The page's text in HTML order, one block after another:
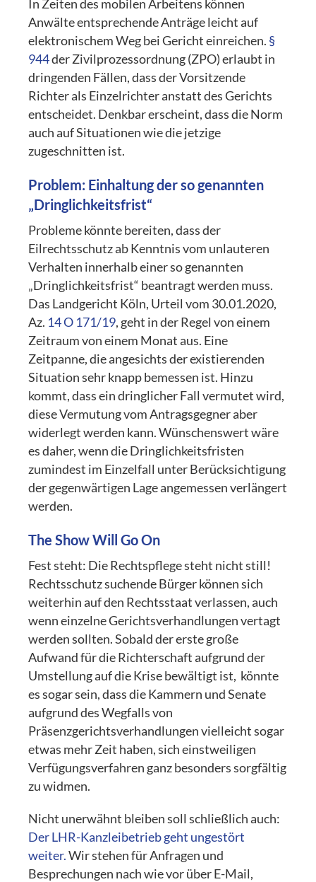
In Zeiten des mobilen Arbeitens können
Anwälte entsprechende Anträge leicht auf
elektronischem Weg bei Gericht einreichen. §
944der Zivilprozessordnung (ZPO) erlaubt in
dringenden Fällen, dass der Vorsitzende
Richter als Einzelrichter anstatt des Gerichts
entscheidet. Denkbar erscheint, dass die Norm
auch auf Situationen wie die jetzige
zugeschnitten ist.
Problem: Einhaltung der so genannten
„Dringlichkeitsfrist“
Probleme könnte bereiten, dass der
Eilrechtsschutz ab Kenntnis vom unlauteren
Verhalten innerhalb einer so genannten
„Dringlichkeitsfrist“ beantragt werden muss.
Das Landgericht Köln, Urteil vom 30.01.2020,
Az. 14 O 171/19, geht in der Regel von einem
Zeitraum von einem Monat aus. Eine
Zeitpanne, die angesichts der existierenden
Situation sehr knapp bemessen ist. Hinzu
kommt, dass ein dringlicher Fall vermutet wird,
diese Vermutung vom Antragsgegner aber
widerlegt werden kann. Wünschenswert wäre
es daher, wenn die Dringlichkeitsfristen
zumindest im Einzelfall unter Berücksichtigung
der gegenwärtigen Lage angemessen verlängert
werden.
The Show Will Go On
Fest steht: Die Rechtspflege steht nicht still!
Rechtsschutz suchende Bürger können sich
weiterhin auf den Rechtsstaat verlassen, auch
wenn einzelne Gerichtsverhandlungen vertagt
werden sollten. Sobald der erste große
Aufwand für die Richterschaft aufgrund der
Umstellung auf die Krise bewältigt ist, könnte
es sogar sein, dass die Kammern und Senate
aufgrund des Wegfalls von
Präsenzgerichtsverhandlungen vielleicht sogar
etwas mehr Zeit haben, sich einstweiligen
Verfügungsverfahren ganz besonders sorgfältig
zu widmen.
Nicht unerwähnt bleiben soll schließlich auch:
Der LHR-Kanzleibetrieb geht ungestört
weiter.Wir stehen für Anfragen und
Besprechungen nach wie vor über E-Mail,